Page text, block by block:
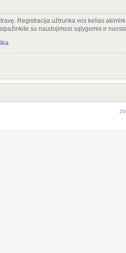
Registracija užtrunka vos kelias
su naudojimosi sąlygomis ir